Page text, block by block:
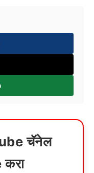
चॅनेल